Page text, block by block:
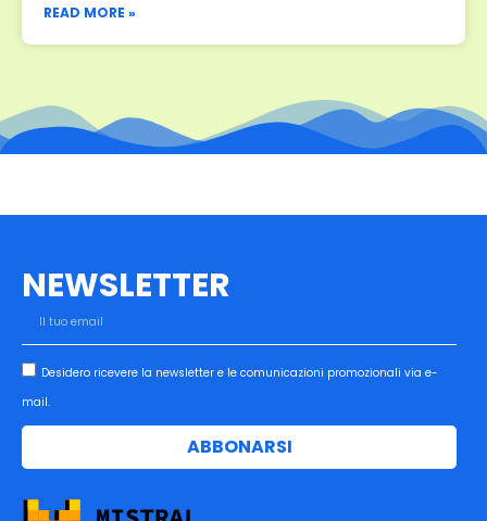
READ MORE »
NEWSLETTER
Desidero
la
newsletter
Desidero ricevere la newsletter e le comunicazioni promozionali via e-
mail.
ABBONARSI